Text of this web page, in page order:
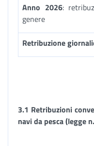
Anno 2026:
genere
Retribuzione
3.1 Retribuzioni
navi da pesca (legge